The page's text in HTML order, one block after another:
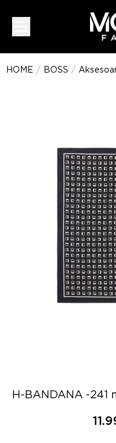
HOME / BOSS /
H-BANDANA -241